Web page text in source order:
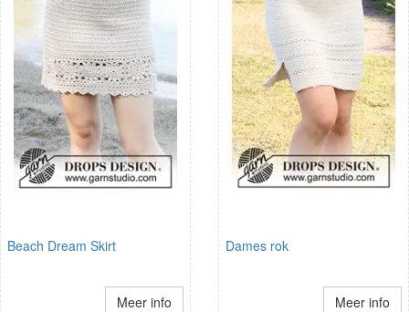
Beach Dream Skirt
Meer info
Dames rok
Meer info